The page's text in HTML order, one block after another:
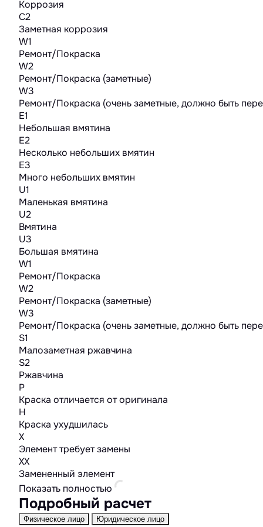
Коррозия
C2
Заметная коррозия
W1
Ремонт/Покраска
W2
Ремонт/Покраска (заметные)
W3
Ремонт/Покраска (очень заметные, должно быть
E1
Небольшая вмятина
E2
Несколько небольших вмятин
E3
Много небольших вмятин
U1
Маленькая вмятина
U2
Вмятина
U3
Большая вмятина
W1
Ремонт/Покраска
W2
Ремонт/Покраска (заметные)
W3
Ремонт/Покраска (очень заметные, должно быть
S1
Малозаметная ржавчина
S2
Ржавчина
P
Краска отличается от оригинала
H
Краска ухудшилась
X
Элемент требует замены
XX
Замененный элемент
Показать полностью
Подробный расчет
Физическое лицо Юридическое лицо